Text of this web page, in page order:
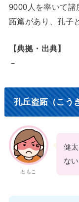
9000人を率いて諸
跖篇があり、孔子
【典拠・出典】
－
孔丘盗跖（こう
ともこ
健
な